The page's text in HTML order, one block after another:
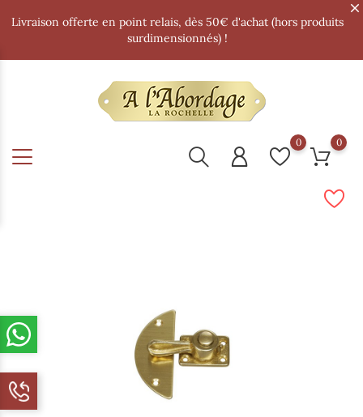
Livraison offerte en point relais, dès 50€ d'achat (hors produits
surdimensionnés) !
0 0